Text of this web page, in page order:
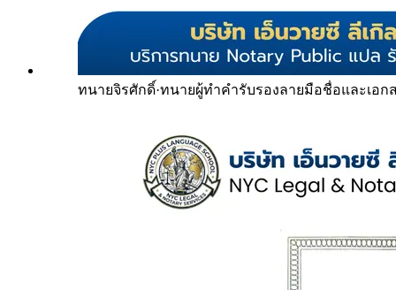
ทนายจิรศักดิ์·ทนายผู้ทำคำรับรองลายมือชื่อและเอก